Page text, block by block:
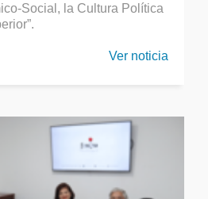
Social, la Cultura Política
Ver noticia